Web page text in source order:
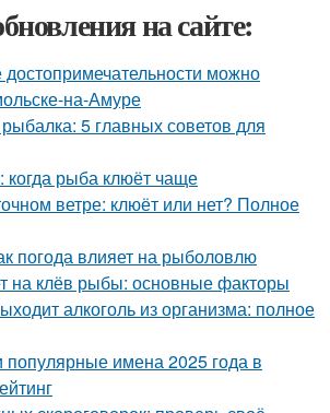
на сайте:
можно
на-Амуре
5 главных советов для
когда рыба клюёт чаще
ветре: клюёт или нет? Полное
погода влияет на рыболовлю
на клёв рыбы: основные факторы
алкоголь из организма: полное
имена 2025 года в